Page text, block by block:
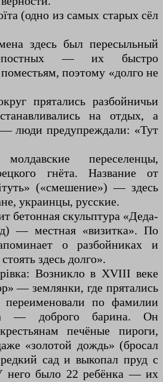
(одно из самых старых сёл
здесь был пересыльный
— их быстро
поэтому «долго не
прятались разбойничьи
на отдых, а
люди предупреждали: «Тут
переселенцы,
гнёта. Название от
(«смешение») — здесь
украинцы, русские.
бетонная скульптура «Деда-
— местная «визитка». По
о разбойниках и
здесь долго».
Возникло в XVIII веке
— землянки, где прятались
по фамилии
— доброго барина. Он
печёные пироги,
«золотой дождь» (бросал
сад и выкопал пруд с
него было 22 ребёнка — их